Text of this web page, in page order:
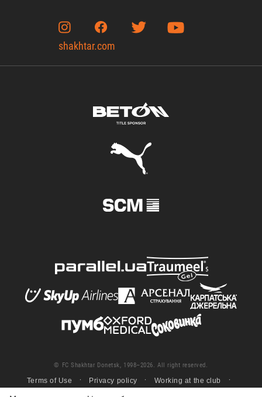
shakhtar.com
© FC Shakhtar Donetsk, 1998–2026. All right reserved.
Terms of Use Privacy policy Working at the club